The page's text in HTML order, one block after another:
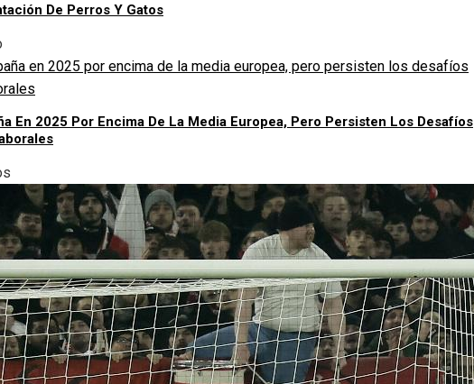
De Perros Y Gatos
En 2025 Por Encima De La Media Europea, Pero Persisten Los Desafíos